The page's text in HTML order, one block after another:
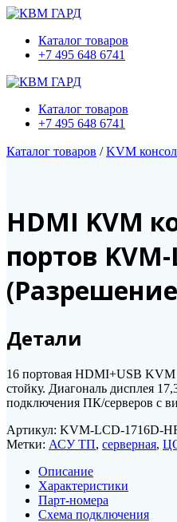
Skip
contentКаталог товаров
+7 495 648 6741
Каталог товаров
+7 495 648 6741
Каталог товаров /KVM
HDMI KVM
портов KVM-
Детали
16 портовая HDMI+USB KVM
стойку. Диагональ дисплея
подключения ПК/cерверов с
Артикул: KVM-LCD-1716D-
Метки: АСУ ТП, серверная,
Описание
Характеристики
Парт-номера
Схема подключения